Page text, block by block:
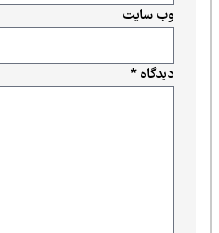
دیدگاه*
وب‌ سایت